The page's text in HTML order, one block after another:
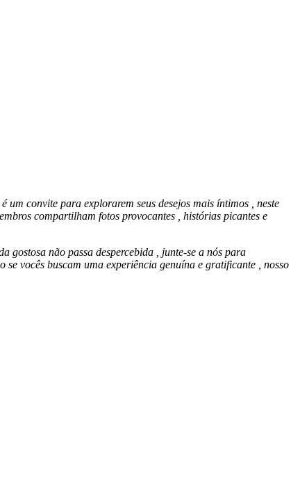
um convite para explorarem seus desejos mais íntimos , neste
compartilham fotos provocantes , histórias picantes e
gostosa não passa despercebida , junte-se a nós para
vocês buscam uma experiência genuína e gratificante , nosso